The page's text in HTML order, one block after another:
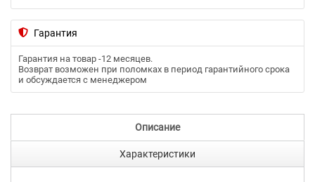
Гарантия
Гарантия на товар -12 месяцев.
Возврат возможен при поломках в период гарантийного срока
и обсуждается с менеджером
Описание
Характеристики